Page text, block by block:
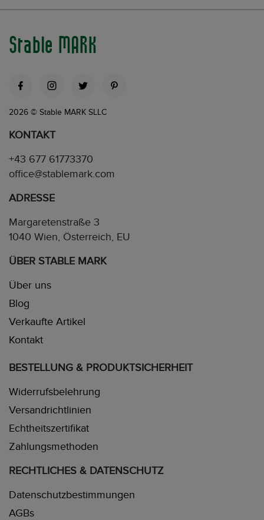
Stable MARK
2026 © Stable MARK SLLC
KONTAKT
+43 677 61773370
office@stablemark.com
ADRESSE
Margaretenstraße 3
1040 Wien, Österreich, EU
ÜBER STABLE MARK
Über uns
Blog
Verkaufte Artikel
Kontakt
BESTELLUNG & PRODUKTSICHERHEIT
Widerrufsbelehrung
Versandrichtlinien
Echtheitszertifikat
Zahlungsmethoden
RECHTLICHES & DATENSCHUTZ
Datenschutzbestimmungen
AGBs